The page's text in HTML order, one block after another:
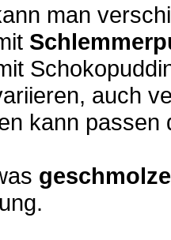
man
auch
kann passen